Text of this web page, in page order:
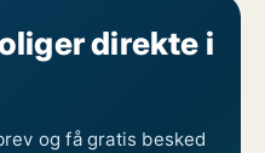
direkte i
og få gratis besked